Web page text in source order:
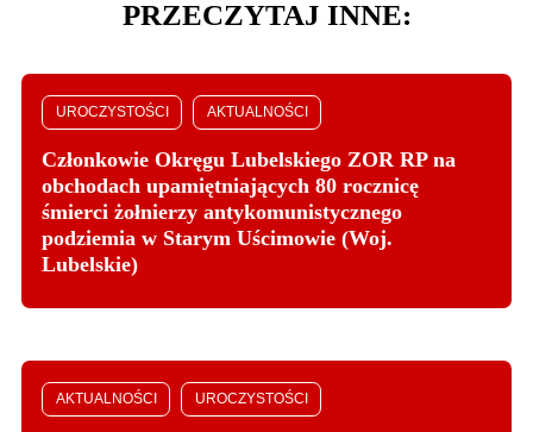
PRZECZYTAJ INNE:
UROCZYSTOŚCI AKTUALNOŚCI
Członkowie Okręgu Lubelskiego ZOR RP na
obchodach upamiętniających 80 rocznicę
śmierci żołnierzy antykomunistycznego
podziemia w Starym Uścimowie (Woj.
Lubelskie)
AKTUALNOŚCI UROCZYSTOŚCI